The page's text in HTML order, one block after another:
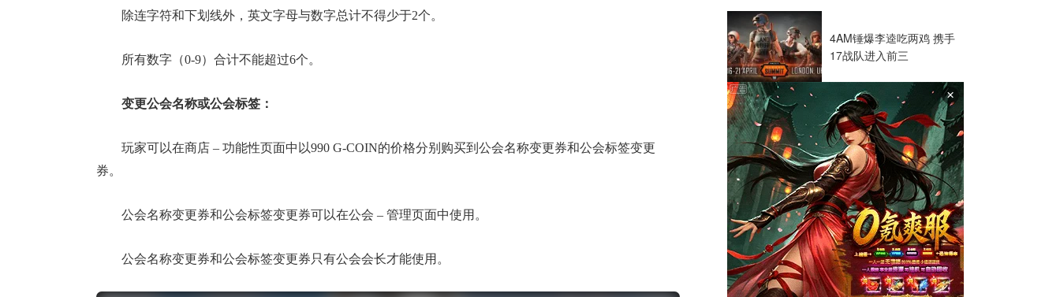
除连字符和下划线外，英文字母与数字总计不得少于2个。
所有数字（0-9）合计不能超过6个。
变更公会名称或公会标签：
玩家可以在商店 – 功能性页面中以990 G-COIN的价格分别购买到公会名称变更券和公会标签变更
券。
公会名称变更券和公会标签变更券可以在公会 – 管理页面中使用。
公会名称变更券和公会标签变更券只有公会会长才能使用。
4AM锤爆李逵吃两鸡 携手
17战队进入前三
×